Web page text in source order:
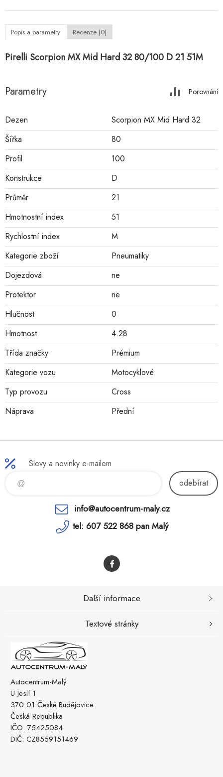
Popis a parametry Recenze (0)
Pirelli Scorpion MX Mid Hard 32 80/100 D 21 51M
Parametry Porovnání
Dezen
Scorpion MX Mid Hard 32
Šířka
80
Profil
100
Konstrukce
D
Průměr
21
Hmotnostní index
51
Rychlostní index
M
Kategorie zboží
Pneumatiky
Dojezdová
ne
Protektor
ne
Hlučnost
0
Hmotnost
4.28
Třída značky
Prémium
Kategorie vozu
Motocyklové
Typ provozu
Cross
Náprava
Přední
Slevy a novinky e-mailem
odebírat
info@autocentrum-maly.cz
tel: 607 522 868 pan Malý
Autocentrum-Malý
U Jeslí 1
370 01 České Budějovice
Česká Republika
IČO: 75425084
DIČ: CZ8559151469
Další informace
Textové stránky